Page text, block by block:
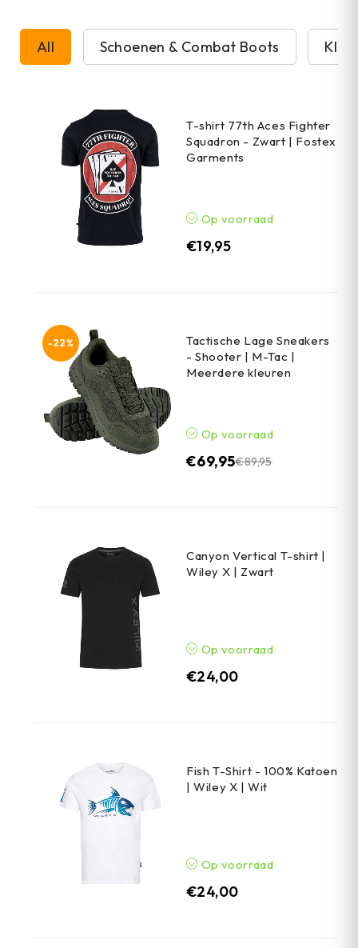
All Schoenen & Combat Boots
T-shirt 77th Aces Fighter
Squadron - Zwart | Fostex
Garments
Op voorraad
€19,95
-22%
Tactische Lage Sneakers
- Shooter | M-Tac |
Meerdere kleuren
Op voorraad
€89,95
€69,95
Canyon Vertical T-shirt |
Wiley X | Zwart
Op voorraad
€24,00
Fish T-Shirt - 100% Katoen
| Wiley X | Wit
Op voorraad
€24,00